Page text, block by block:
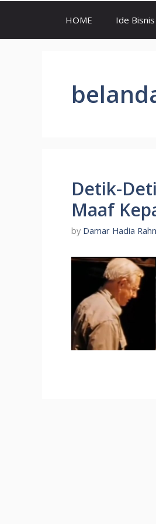
HOME Ide Bisnis
Detik-
Maaf
by Damar Hadia